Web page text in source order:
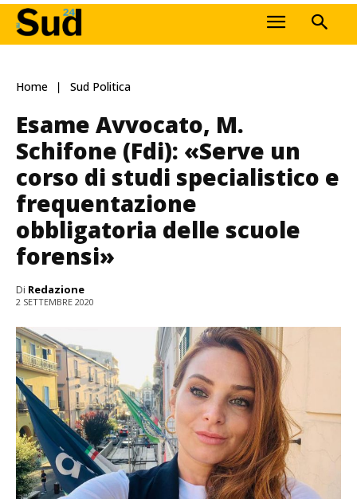
Home Sud Politica
Esame Avvocato, M.
Schifone (Fdi): «Serve un
corso di studi specialistico e
frequentazione
obbligatoria delle scuole
forensi»
Di Redazione
2 SETTEMBRE 2020